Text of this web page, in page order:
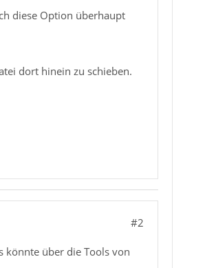
diese Option überhaupt
dort hinein zu schieben.
#2
könnte über die Tools von